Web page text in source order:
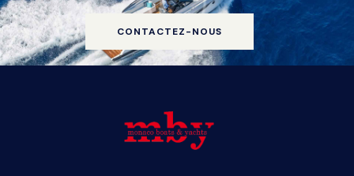
CONTACTEZ-NOUS